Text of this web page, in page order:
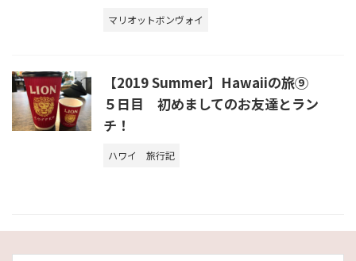
マリオットボンヴォイ
【2019 Summer】Hawaiiの旅⑨
５日目 初めましてのお友達とラン
チ！
ハワイ 旅行記